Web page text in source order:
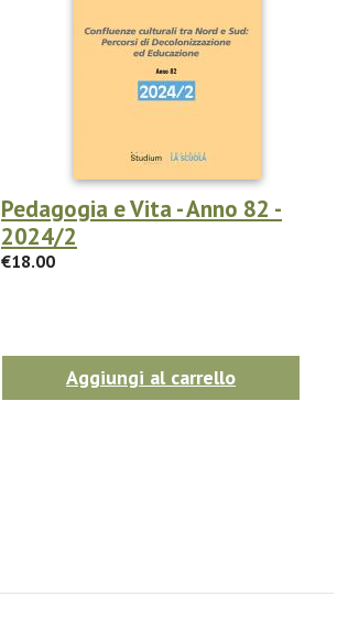
Pedagogia e Vita - Anno 82 -
2024/2
€18.00
Aggiungi al carrello